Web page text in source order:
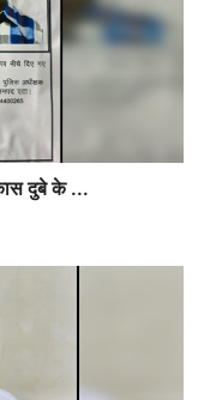
दुबे के ...